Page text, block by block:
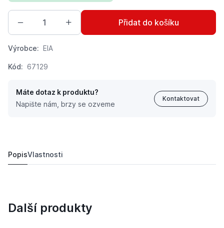
Přidat do košíku
Výrobce: EIA
Kód: 67129
Máte dotaz k produktu?
Napište nám, brzy se ozveme
Kontaktovat
PopisVlastnosti
Další produkty